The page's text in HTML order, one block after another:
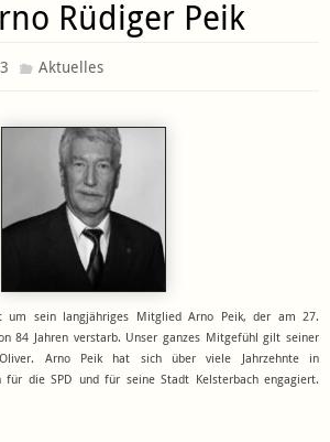
Rüdiger Peik
Aktuelles
um sein langjähriges Mitglied Arno Peik, der am 27.
84 Jahren verstarb. Unser ganzes Mitgefühl gilt seiner
Arno Peik hat sich über viele Jahrzehnte in
für die SPD und für seine Stadt Kelsterbach engagiert.